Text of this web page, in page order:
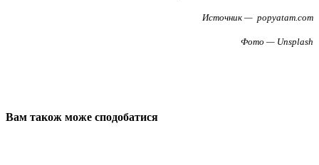
Источник — popyatam.com
Фото — Unsplash
Вам також може сподобатися